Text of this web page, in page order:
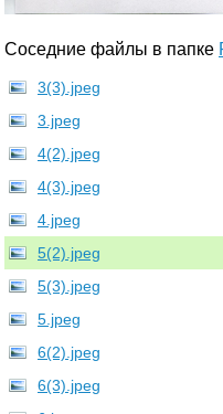
Соседние файлы в папке
3(3).jpeg
3.jpeg
4(2).jpeg
4(3).jpeg
4.jpeg
5(2).jpeg
5(3).jpeg
5.jpeg
6(2).jpeg
6(3).jpeg